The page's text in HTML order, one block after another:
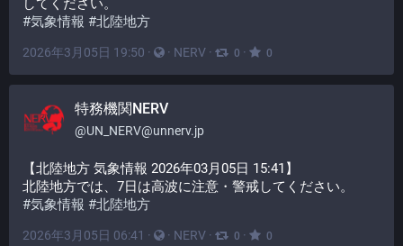
してください。
#気象情報 #北陸地方
2026年3月05日 19:50 · · NERV · 0 · 0
特務機関NERV
@UN_NERV@unnerv.jp
【北陸地方 気象情報 2026年03月05日 15:41】
北陸地方では、7日は高波に注意・警戒してください。
#気象情報 #北陸地方
2026年3月05日 06:41 · · NERV · 0 · 0